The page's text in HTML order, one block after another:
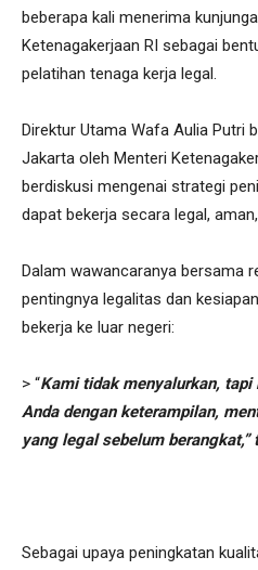
beberapa kali menerima
Ketenagakerjaan RI sebagai
pelatihan tenaga kerja legal.
Direktur Utama Wafa Aulia Putri
Jakarta oleh Menteri
berdiskusi mengenai strategi
dapat bekerja secara legal,
Dalam wawancaranya bersama
pentingnya legalitas dan
bekerja ke luar negeri:
> “Kami tidak menyalurkan,
Anda dengan keterampilan,
yang legal sebelum berangkat,”
Sebagai upaya peningkatan